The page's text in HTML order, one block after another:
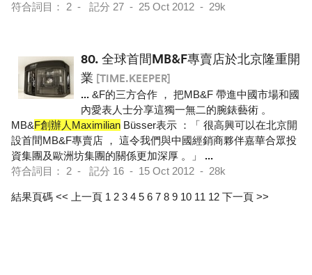
符合詞目： 2 - 記分 27 - 25 Oct 2012 - 29k
80. 全球首間MB&F專賣店於北京隆重開
業 [TIME.KEEPER]
... &F的三方合作 ， 把MB&F 帶進中國市場和國
內愛表人士分享這獨一無二的腕錶藝術 。
MB&F創辦人Maximilian Büsser表示 ：「 很高興可以在北京開
設首間MB&F專賣店 ， 這令我們與中國經銷商夥伴嘉華合眾投
資集團及歐洲坊集團的關係更加深厚 。」 ...
符合詞目： 2 - 記分 16 - 15 Oct 2012 - 28k
結果頁碼 << 上一頁 1 2 3 4 5 6 7 8 9 10 11 12 下一頁 >>